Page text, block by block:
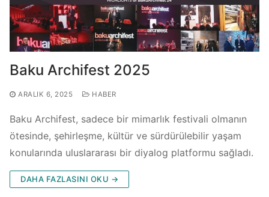
Baku Archifest 2025
ARALIK 6, 2025 HABER
Baku Archifest, sadece bir mimarlık festivali olmanın
ötesinde, şehirleşme, kültür ve sürdürülebilir yaşam
konularında uluslararası bir diyalog platformu sağladı.
DAHA FAZLASINI OKU →